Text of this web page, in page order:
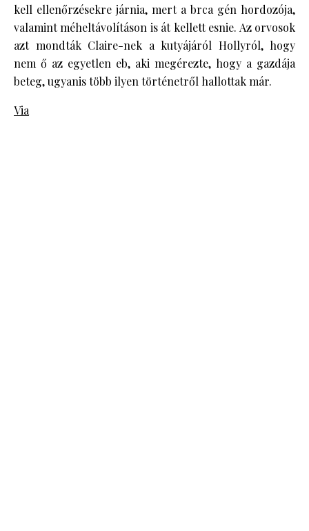
kell ellenőrzésekre járnia, mert a brca gén hordozója,
valamint méheltávolításon is át kellett esnie. Az orvosok
azt mondták Claire-nek a kutyájáról Hollyról, hogy
nem ő az egyetlen eb, aki megérezte, hogy a gazdája
beteg, ugyanis több ilyen történetről hallottak már.
Via